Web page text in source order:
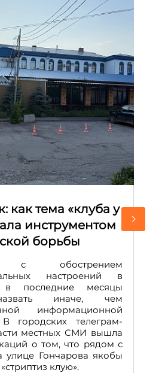
как тема «клуба у
инструментом
борьбы
с обострением
настроений в
в последние месяцы
иначе, чем
информационной
городских телеграм-
местных СМИ вышла
о том, что рядом с
улице Гончарова якобы
клую».